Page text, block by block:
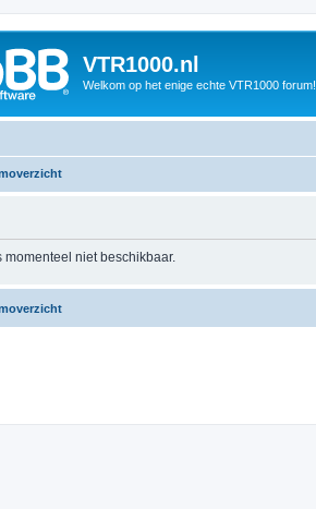
VTR1000.nl
Welkom op het enige echte VTR1000 forum!
momenteel niet beschikbaar.